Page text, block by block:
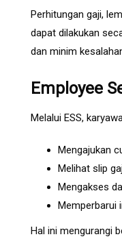
Perhitungan gaji,
dapat dilakukan
dan minim
Employee
Melalui ESS,
Mengajukan
Melihat slip
Mengakses
Hal ini mengurangi